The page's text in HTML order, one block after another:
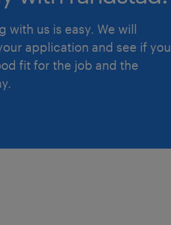
with us is easy. We will
application and see if you
fit for the job and the